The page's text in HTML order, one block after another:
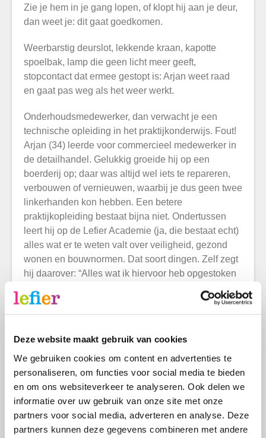
Deze website maakt gebruik van cookies
We gebruiken cookies om content en advertenties te
personaliseren, om functies voor social media te bieden
en om ons websiteverkeer te analyseren. Ook delen we
informatie over uw gebruik van onze site met onze
partners voor social media, adverteren en analyse. Deze
partners kunnen deze gegevens combineren met andere
Zie je hem in je gang lopen, of klopt hij aan je deur,
dan weet je: dit gaat goedkomen.
Weerbarstig deurslot, lekkende kraan, kapotte
spoelbak, lamp die geen licht meer geeft,
stopcontact dat ermee gestopt is: Arjan weet raad
en gaat pas weg als het weer werkt.
Onderhoudsmedewerker, dan verwacht je een
technische opleiding in het praktijkonderwijs. Fout!
Arjan (34) leerde voor commercieel medewerker in
de detailhandel. Gelukkig groeide hij op een
boerderij op; daar was altijd wel iets te repareren,
verbouwen of vernieuwen, waarbij je dus geen twee
linkerhanden kon hebben. Een betere
praktijkopleiding bestaat bijna niet. Ondertussen
leert hij op de Lefier Academie (ja, die bestaat echt)
alles wat er te weten valt over veiligheid, gezond
wonen en bouwnormen. Dat soort dingen. Zelf zegt
hij daarover: “Alles wat ik hiervoor heb opgestoken
toch vooral hebben van je sociale vaardigheden.
Het is bijna het tegenovergestelde van verkopen,
moet vooral goed met mensen om kunnen gaan.
Geduld hebben, begripvol zijn, een gezellig praatje
kunnen maken. We willen het iedereen naar de zin
maken, thuis. Daar geniet ik echt van, het is niet
alleen met je handen werken, al vind ik dat deel ook
prachtig!”